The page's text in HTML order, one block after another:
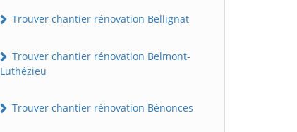
Trouver chantier rénovation Bellignat
Trouver chantier rénovation Belmont-
Luthézieu
Trouver chantier rénovation Bénonces